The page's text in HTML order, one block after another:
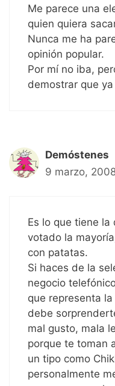
Me parece una
quien quiera
Nunca me ha
opinión popular.
Por mí no iba,
demostrar que
Demóstenes
9 marzo,
Es lo que tiene la
votado la
con patatas.
Si haces de la
negocio
que representa
debe
mal gusto, mala
porque te toman
un tipo como
personalmente